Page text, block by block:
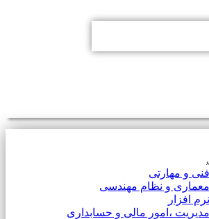
فنی و مهارتی
معماری و نظام مهندسی
افزار
مدیریت ،امور مالی و حسابداری